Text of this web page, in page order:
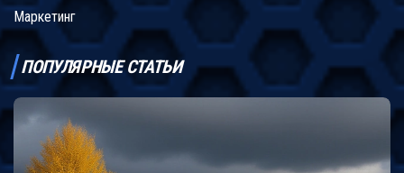
Маркетинг
ПОПУЛЯРНЫЕ СТАТЬИ